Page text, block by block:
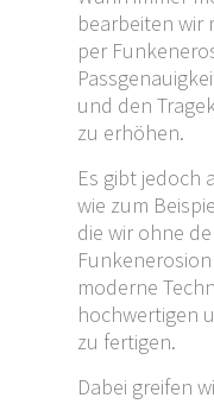
bearbeiten wir
per
und den
zu erhöhen.
Es gibt jedoch
wie zum
die wir ohne
moderne
hochwertigen
zu fertigen.
Dabei greifen